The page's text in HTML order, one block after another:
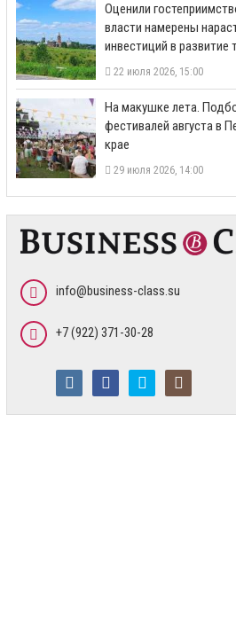
Оценили
власти намерены
инвестиций в развитие
22 июля 2026, 15:00
На макушке лета.
фестивалей августа в
крае
29 июля 2026, 14:00
info@business-class.su
+7 (922) 371-30-28